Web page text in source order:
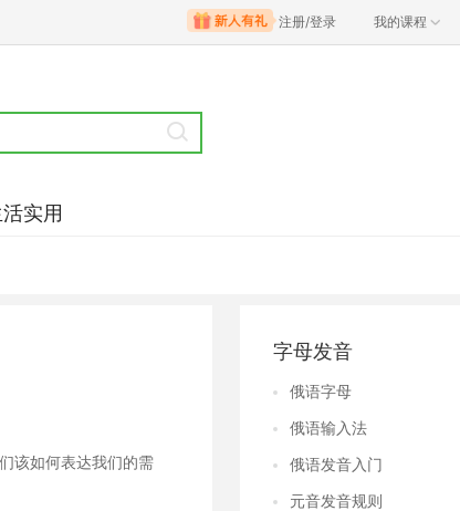
注册/登录 我的课程
实用
该如何表达我们的需
字母发音
俄语字母
俄语输入法
俄语发音入门
元音发音规则